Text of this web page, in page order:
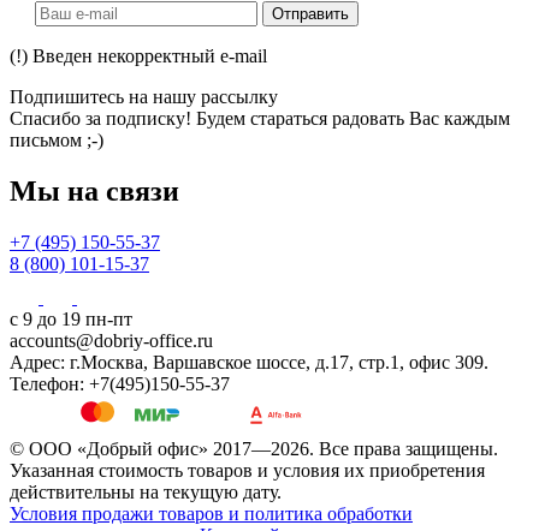
Отправить
(!) Введен некорректный e-mail
Подпишитесь на нашу рассылку
Спасибо за подписку! Будем стараться радовать Вас каждым
письмом ;-)
Мы на связи
+7 (495) 150-55-37
8 (800) 101-15-37
с 9 до 19 пн-пт
accounts@dobriy-office.ru
Адрес: г.Москва, Варшавское шоссе, д.17, стр.1, офис 309.
Телефон: +7(495)150-55-37
© ООО «Добрый офис» 2017—2026. Все права защищены.
Указанная стоимость товаров и условия их приобретения
действительны на текущую дату.
Условия продажи товаров и политика обработки